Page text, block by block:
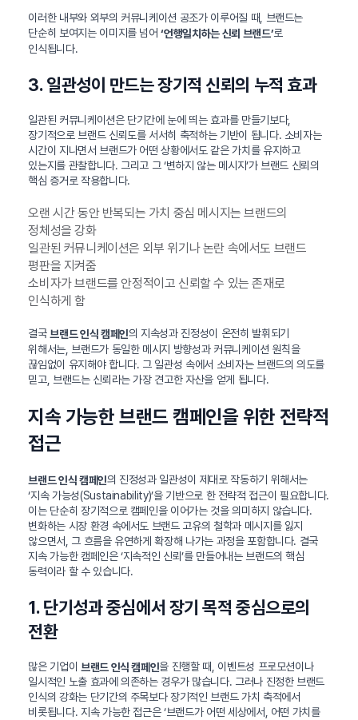
이러한 내부와 외부의 커뮤니케이션 공조가 이루어질 때, 브랜드는
단순히 보여지는 이미지를 넘어‘언행일치하는 신뢰 브랜드’로
인식됩니다.
3. 일관성이 만드는 장기적 신뢰의 누적 효과
일관된 커뮤니케이션은 단기간에 눈에 띄는 효과를 만들기보다,
장기적으로 브랜드 신뢰도를 서서히 축적하는 기반이 됩니다. 소비자는
시간이 지나면서 브랜드가 어떤 상황에서도 같은 가치를 유지하고
있는지를 관찰합니다. 그리고 그 ‘변하지 않는 메시지’가 브랜드 신뢰의
핵심 증거로 작용합니다.
오랜 시간 동안 반복되는 가치 중심 메시지는 브랜드의
정체성을 강화
일관된 커뮤니케이션은 외부 위기나 논란 속에서도 브랜드
평판을 지켜줌
소비자가 브랜드를 안정적이고 신뢰할 수 있는 존재로
인식하게 함
결국 브랜드 인식 캠페인의 지속성과 진정성이 온전히 발휘되기
위해서는, 브랜드가 동일한 메시지 방향성과 커뮤니케이션 원칙을
끊임없이 유지해야 합니다. 그 일관성 속에서 소비자는 브랜드의 의도를
믿고, 브랜드는 신뢰라는 가장 견고한 자산을 얻게 됩니다.
지속 가능한 브랜드 캠페인을 위한 전략적
접근
브랜드 인식 캠페인의 진정성과 일관성이 제대로 작동하기 위해서는
‘지속 가능성(Sustainability)’을 기반으로 한 전략적 접근이 필요합니다.
이는 단순히 장기적으로 캠페인을 이어가는 것을 의미하지 않습니다.
변화하는 시장 환경 속에서도 브랜드 고유의 철학과 메시지를 잃지
않으면서, 그 흐름을 유연하게 확장해 나가는 과정을 포함합니다. 결국
지속 가능한 캠페인은 ‘지속적인 신뢰’를 만들어내는 브랜드의 핵심
동력이라 할 수 있습니다.
1. 단기성과 중심에서 장기 목적 중심으로의
전환
많은 기업이 브랜드 인식 캠페인을 진행할 때, 이벤트성 프로모션이나
일시적인 노출 효과에 의존하는 경우가 많습니다. 그러나 진정한 브랜드
인식의 강화는 단기간의 주목보다 장기적인 브랜드 가치 축적에서
비롯됩니다. 지속 가능한 접근은 ‘브랜드가 어떤 세상에서, 어떤 가치를